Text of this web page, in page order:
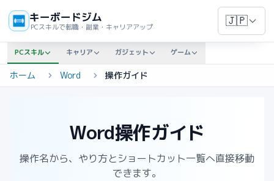
キーボードジム
PCスキルで転職・副業・キャリアアップ 🇯🇵
PCスキル キャリア ガジェット ゲーム
ホーム Word 操作ガイド
Word操作ガイド
操作名から、やり方とショートカット一覧へ直接移動
できます。